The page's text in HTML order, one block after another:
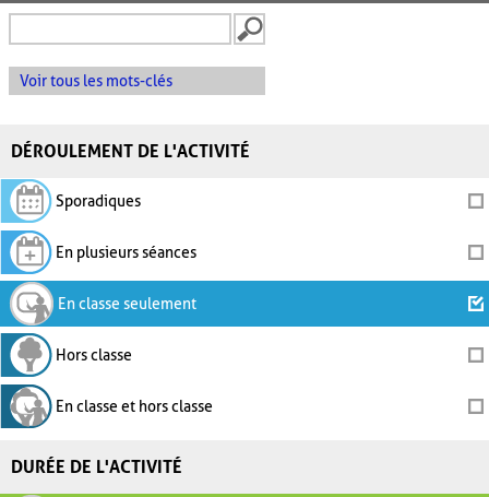
Voir tous les mots-clés
DÉROULEMENT DE L'ACTIVITÉ
Sporadiques
En plusieurs séances
En classe seulement
Hors classe
En classe et hors classe
DURÉE DE L'ACTIVITÉ